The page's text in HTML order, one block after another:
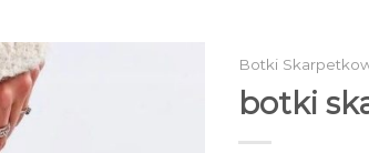
Botki
botki